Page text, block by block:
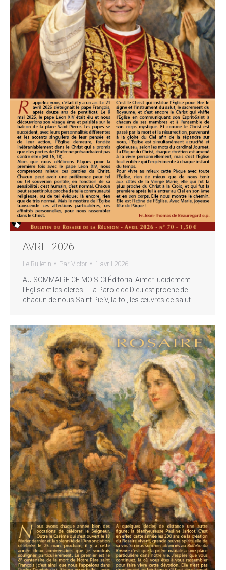
AVRIL 2026
Le Bulletin Par Victor 1 avril 2026
AU SOMMAIRE CE MOIS-CI Éditorial Aimer lucidement
l’Eglise et les clercs… La Parole de Dieu est proche de
chacun de nous Saint Pie V, la foi, les œuvres de salut…